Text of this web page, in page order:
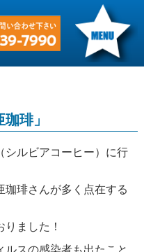
琲」
シルビアコーヒー）に行
珈琲さんが多く点在する
ました！